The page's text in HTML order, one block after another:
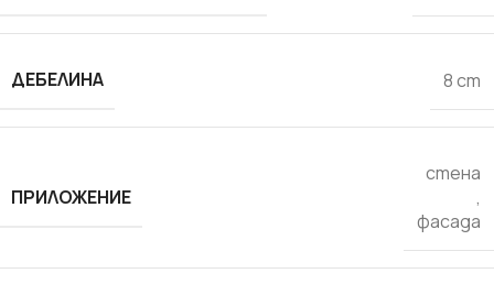
ДЕБЕЛИНА 8 cm
ПРИЛОЖЕНИЕ
стена
,
фасада